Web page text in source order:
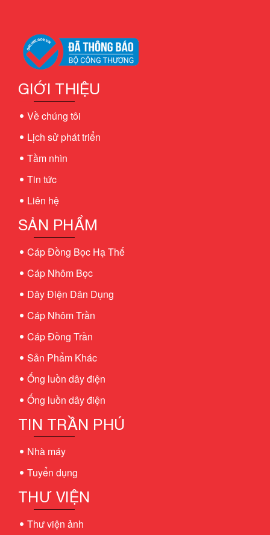
GIỚI THIỆU
Về chúng tôi
Lịch sử phát triển
Tầm nhìn
Tin tức
Liên hệ
SẢN PHẨM
Cáp Đồng Bọc Hạ Thế
Cáp Nhôm Bọc
Dây Điện Dân Dụng
Cáp Nhôm Trần
Cáp Đồng Trần
Sản Phẩm Khác
Ống luồn dây điện
Ống luồn dây điện
TIN TRẦN PHÚ
Nhà máy
Tuyển dụng
THƯ VIỆN
Thư viện ảnh